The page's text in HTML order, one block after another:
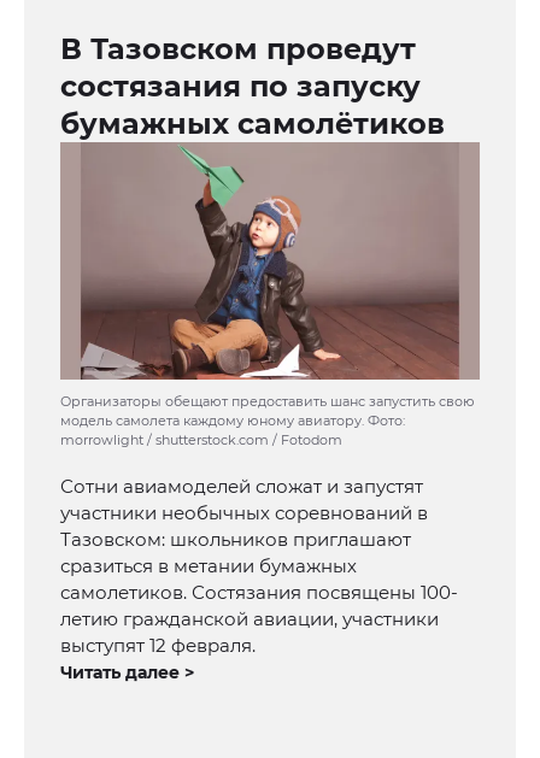
В Тазовском проведут
состязания по запуску
бумажных самолётиков
Организаторы обещают предоставить шанс запустить свою
модель самолета каждому юному авиатору. Фото:
morrowlight / shutterstock.com / Fotodom
Сотни авиамоделей сложат и запустят
участники необычных соревнований в
Тазовском: школьников приглашают
сразиться в метании бумажных
самолетиков. Состязания посвящены 100-
летию гражданской авиации, участники
выступят 12 февраля.
Читать далее >